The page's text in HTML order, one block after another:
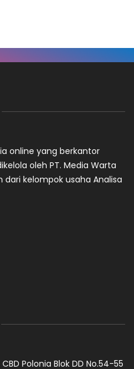
online yang berkantor
oleh PT. Media Warta
kelompok usaha Analisa
Polonia Blok DD No.54-55